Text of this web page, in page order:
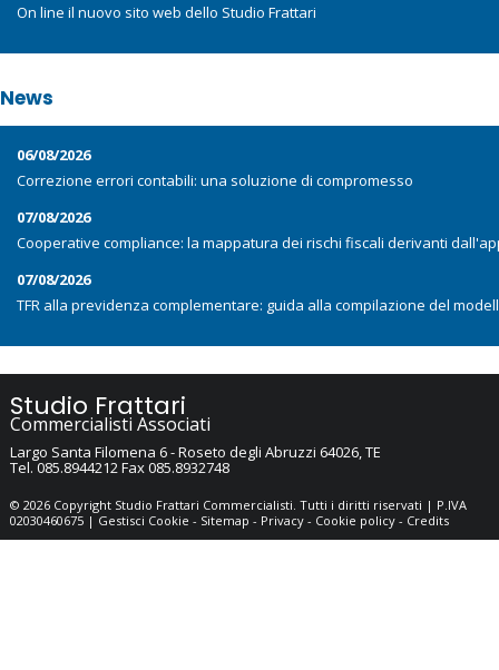
On line il nuovo sito web dello Studio Frattari
News
06/08/2026
Correzione errori contabili: una soluzione di compromesso
07/08/2026
Cooperative compliance: la mappatura dei rischi fiscali derivanti
07/08/2026
TFR alla previdenza complementare: guida alla compilazione del
Studio Frattari
Commercialisti Associati
Largo Santa Filomena 6 -Roseto degli Abruzzi 64026,TE
Tel.085.8944212Fax085.8932748
© 2026 Copyright Studio Frattari Commercialisti. Tutti i diritti riservati | P.IVA
02030460675 | Gestisci Cookie - Sitemap - Privacy- Cookie policy- Credits